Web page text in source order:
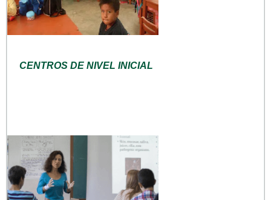
CENTROS DE NIVEL INICIAL